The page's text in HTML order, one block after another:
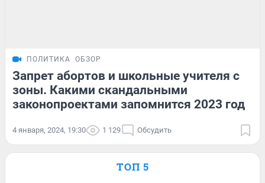
ПОЛИТИКА ОБЗОР
Запрет абортов и школьные учителя с
зоны. Какими скандальными
законопроектами запомнится 2023 год
4 января, 2024, 19:30 1 129 Обсудить
ТОП 5